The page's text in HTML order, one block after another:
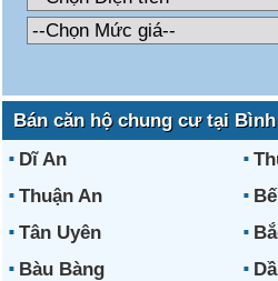
Bán căn hộ chung cư tại
Dĩ An
Thuận An
Tân Uyên
Bàu Bàng